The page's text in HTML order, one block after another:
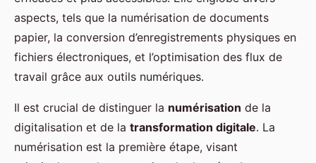
aspects, tels que la numérisation de documents
papier, la conversion d’enregistrements physiques en
fichiers électroniques, et l’optimisation des flux de
travail grâce aux outils numériques.
Il est crucial de distinguer la numérisation de la
digitalisation et de la transformation digitale. La
numérisation est la première étape, visant